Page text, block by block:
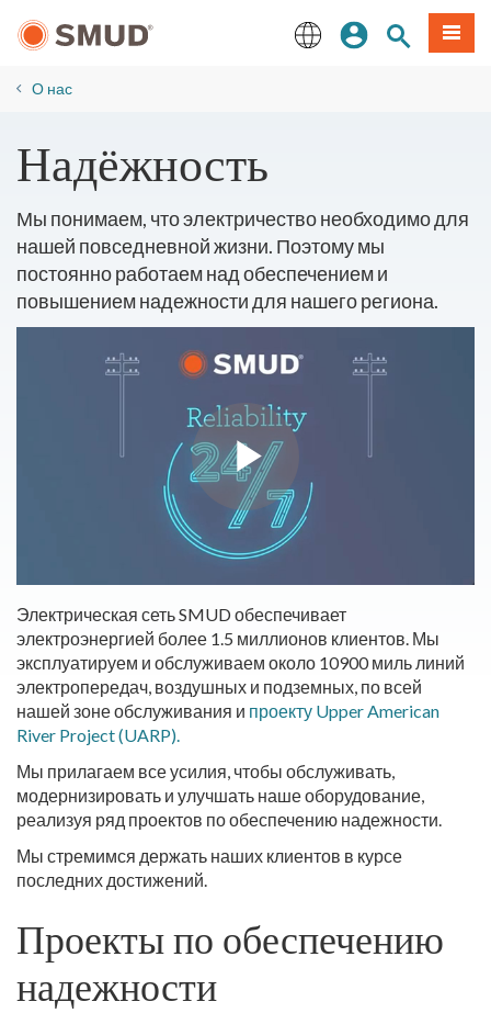
содержанию
входПоиск по
Меню
О нас
Надёжность
Мы понимаем, что электричество необходимо для
нашей повседневной жизни. Поэтому мы
постоянно работаем над обеспечением и
повышением надежности для нашего региона.
Электрическая сеть SMUD обеспечивает
электроэнергией более 1.5 миллионов клиентов. Мы
эксплуатируем и обслуживаем около 10900 миль линий
электропередач, воздушных и подземных, по всей
нашей зоне обслуживания и проекту Upper American
River Project (UARP).
Мы прилагаем все усилия, чтобы обслуживать,
модернизировать и улучшать наше оборудование,
реализуя ряд проектов по обеспечению надежности.
Мы стремимся держать наших клиентов в курсе
последних достижений.
Проекты по обеспечению
надежности